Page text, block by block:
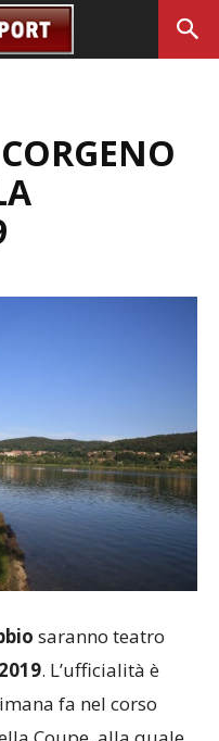
saranno teatro
. L’ufficialità è
fa nel corso